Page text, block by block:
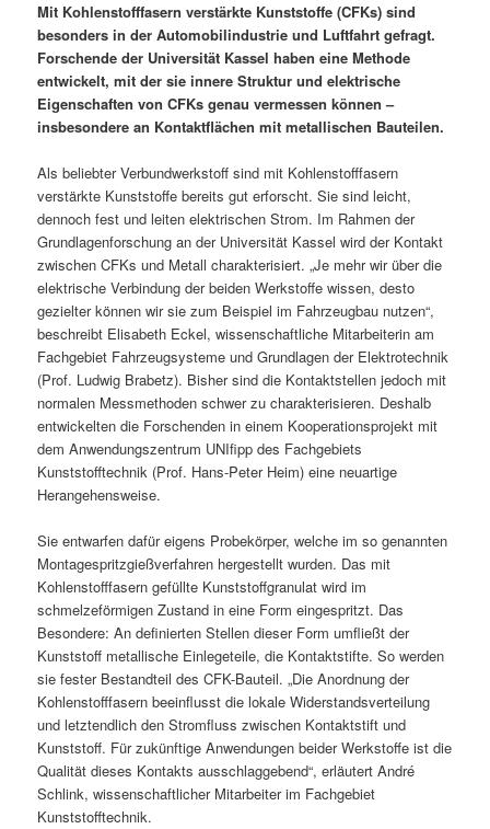
Mit Kohlenstofffasern verstärkte Kunststoffe (CFKs) sind
besonders in der Automobilindustrie und Luftfahrt gefragt.
Forschende der Universität Kassel haben eine Methode
entwickelt, mit der sie innere Struktur und elektrische
Eigenschaften von CFKs genau vermessen können –
insbesondere an Kontaktflächen mit metallischen Bauteilen.
Als beliebter Verbundwerkstoff sind mit Kohlenstofffasern
verstärkte Kunststoffe bereits gut erforscht. Sie sind leicht,
dennoch fest und leiten elektrischen Strom. Im Rahmen der
Grundlagenforschung an der Universität Kassel wird der Kontakt
zwischen CFKs und Metall charakterisiert. „Je mehr wir über die
elektrische Verbindung der beiden Werkstoffe wissen, desto
gezielter können wir sie zum Beispiel im Fahrzeugbau nutzen“,
beschreibt Elisabeth Eckel, wissenschaftliche Mitarbeiterin am
Fachgebiet Fahrzeugsysteme und Grundlagen der Elektrotechnik
(Prof. Ludwig Brabetz). Bisher sind die Kontaktstellen jedoch mit
normalen Messmethoden schwer zu charakterisieren. Deshalb
entwickelten die Forschenden in einem Kooperationsprojekt mit
dem Anwendungszentrum UNIfipp des Fachgebiets
Kunststofftechnik (Prof. Hans-Peter Heim) eine neuartige
Herangehensweise.
Sie entwarfen dafür eigens Probekörper, welche im so genannten
Montagespritzgießverfahren hergestellt wurden. Das mit
Kohlenstofffasern gefüllte Kunststoffgranulat wird im
schmelzeförmigen Zustand in eine Form eingespritzt. Das
Besondere: An definierten Stellen dieser Form umfließt der
Kunststoff metallische Einlegeteile, die Kontaktstifte. So werden
sie fester Bestandteil des CFK-Bauteil. „Die Anordnung der
Kohlenstofffasern beeinflusst die lokale Widerstandsverteilung
und letztendlich den Stromfluss zwischen Kontaktstift und
Kunststoff. Für zukünftige Anwendungen beider Werkstoffe ist die
Qualität dieses Kontakts ausschlaggebend“, erläutert André
Schlink, wissenschaftlicher Mitarbeiter im Fachgebiet
Kunststofftechnik.